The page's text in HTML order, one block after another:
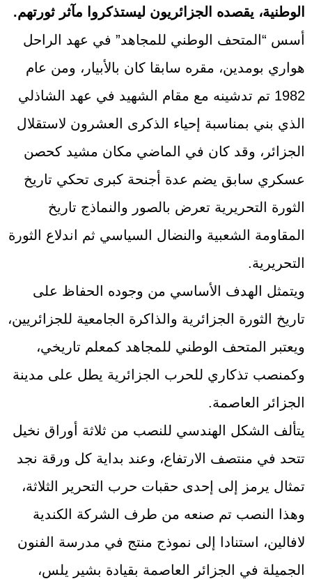
الوطنية، يقصده الجزائريون ليستذكروا مآثر ثورتهم.
أسس “المتحف الوطني للمجاهد” في عهد الراحل
هواري بومدين، مقره سابقا كان بالأبيار، ومن عام
1982 تم تدشينه مع مقام الشهيد في عهد الشاذلي
الذي بني بمناسبة إحياء الذكرى العشرون لاستقلال
الجزائر، وقد كان في الماضي مكان مشيد كحصن
عسكري سابق يضم عدة أجنحة كبرى تحكي تاريخ
الثورة التحريرية تعرض بالصور والنماذج تاريخ
المقاومة الشعبية والنضال السياسي ثم اندلاع الثورة
التحريرية.
ويتمثل الهدف الأساسي من وجوده الحفاظ على
تاريخ الثورة الجزائرية والذاكرة الجامعية للجزائريين،
ويعتبر المتحف الوطني للمجاهد كمعلم تاريخي،
وكمنصب تذكاري للحرب الجزائرية يطل على مدينة
الجزائر العاصمة.
يتألف الشكل الهندسي للنصب من ثلاثة أوراق نخيل
تتحد في منتصف الارتفاع، وعند بداية كل ورقة نجد
تمثال يرمز إلى إحدى حقبات حرب التحرير الثلاثة،
وهذا النصب تم صنعه من طرف الشركة الكندية
لافالين، استنادا إلى نموذج منتج في مدرسة الفنون
الجميلة في الجزائر العاصمة بقيادة بشير يلس،